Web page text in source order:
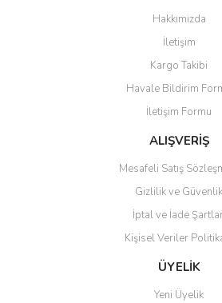
Yorum Yaz
Ürün resmi kalitesiz, bozuk veya
Ürün açıklamasında eksik bilgiler
Ürün bilgilerinde hatalar bulunuyor.
Ürün fiyatı diğer sitelerden daha pahalı.
Bu ürüne benzer farklı alternatifler olmalı.
Gönder
Hakkımızda
İletişim
Kargo Takibi
Havale Bildirim
İletişim Formu
ALIŞVERİŞ
Mesafeli Satış
Gizlilik ve Güvenlik
İptal ve İade
Kişisel Veriler
ÜYELİK
Yeni Üyelik